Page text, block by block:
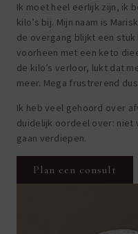
Ik moet heel eerlijk zijn, ik
kilo’s bij. Mijn naam is
de overgang blijkt een
voorheen met een keto
de kilo’s verloor, lukt dat
meer. Mega frustrerend
Ik heb veel gehoord over
duidelijk oordeel over: niet
gaan verdiepen.
Plan een consult